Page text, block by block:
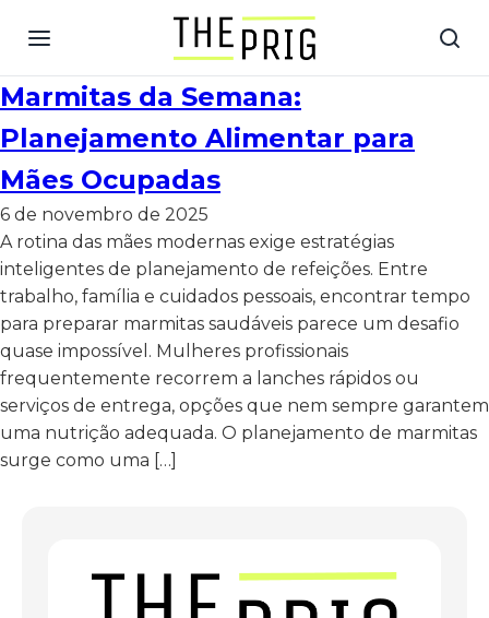
Marmitas da Semana:
Planejamento Alimentar para
Mães Ocupadas
6 de novembro de 2025
A rotina das mães modernas exige estratégias
inteligentes de planejamento de refeições. Entre
trabalho, família e cuidados pessoais, encontrar tempo
para preparar marmitas saudáveis parece um desafio
quase impossível. Mulheres profissionais
frequentemente recorrem a lanches rápidos ou
serviços de entrega, opções que nem sempre garantem
uma nutrição adequada. O planejamento de marmitas
surge como uma […]